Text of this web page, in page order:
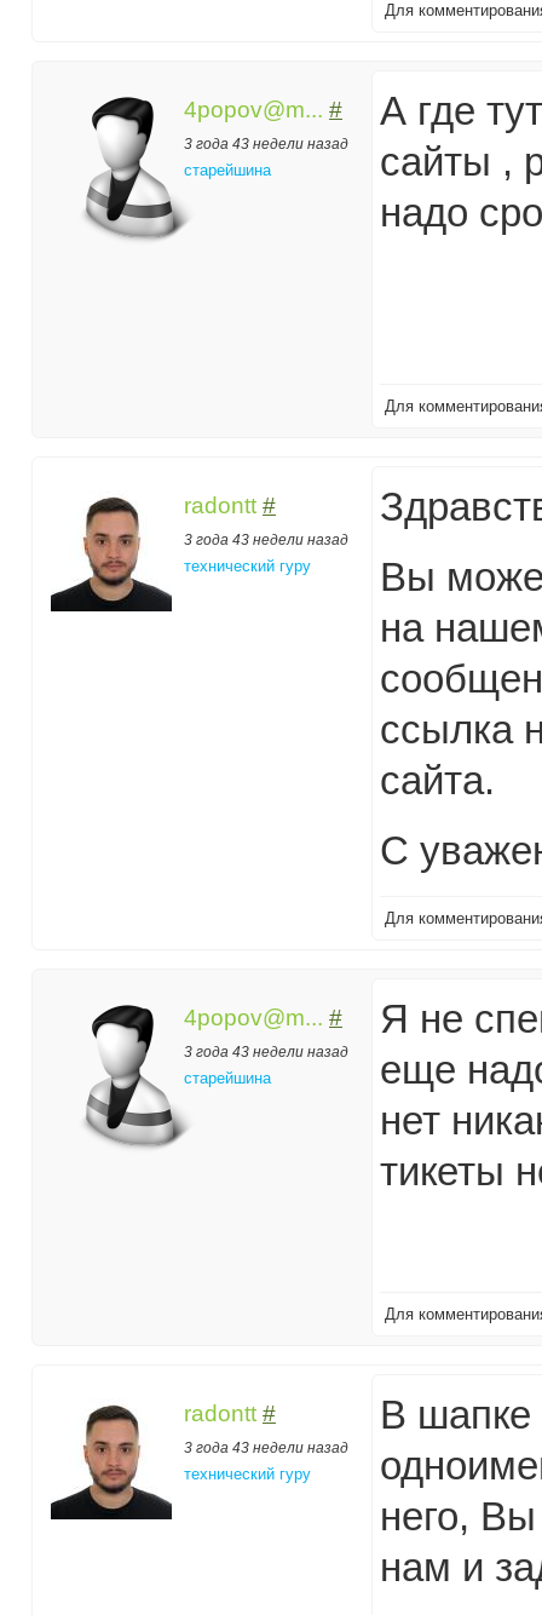
Для
4popov@m... #
3 года 43 недели назад
старейшина
А где
сайты ,
надо
Для
radontt #
3 года 43 недели назад
технический гуру
Вы
на
ссылка
сайта.
С
Для
4popov@m... #
3 года 43 недели назад
старейшина
Я не
еще
нет
тикеты
Для
radontt #
3 года 43 недели назад
технический гуру
В шапке
него,
нам и